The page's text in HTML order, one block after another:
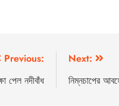
Previous:
পেল নদীবাঁধ
Next:
নিম্নচাপের